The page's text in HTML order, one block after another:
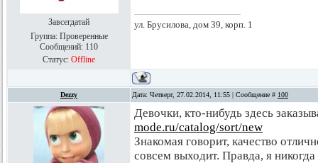
Завсегдатай
Группа: Проверенные
Сообщений: 110
Статус: Offline
ул. Брусилова, дом 39, корп. 1
Dezzy Дата: Четверг, 27.02.2014, 11:55 | Сообщение # 100
Девочки, кто-нибудь здесь
mode.ru/catalog/sort/new
Знакомая говорит, качество
совсем выходит. Правда, я